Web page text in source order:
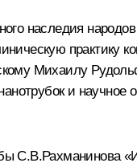
наследия народов
практику
Михаилу
и научное
С.В.Рахманинова